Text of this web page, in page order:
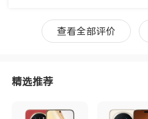
直观， 睡眠追踪、生理周期管理等
功能可以满足基本健康管理需求同
时也支持双向蓝牙通话、离线支付
检测功能与跨生态适配，性价比突
性的入门级智能手表优选
查看全部评价
精选推荐